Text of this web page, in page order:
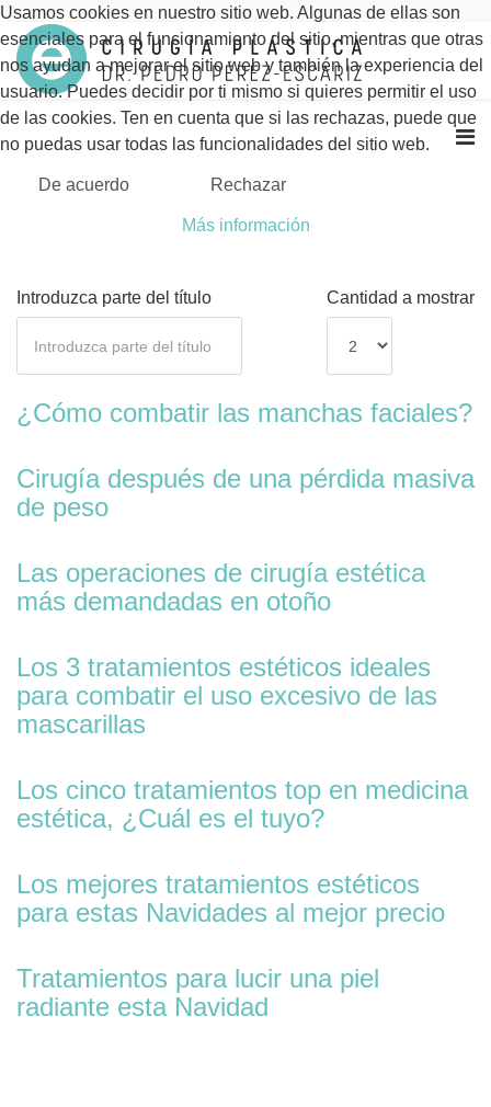
Introduzca parte del título Cantidad a mostrar
¿Cómo combatir las manchas faciales?
Cirugía después de una pérdida masiva
de peso
Las operaciones de cirugía estética
más demandadas en otoño
Los 3 tratamientos estéticos ideales
para combatir el uso excesivo de las
mascarillas
Los cinco tratamientos top en medicina
estética, ¿Cuál es el tuyo?
Los mejores tratamientos estéticos
para estas Navidades al mejor precio
Tratamientos para lucir una piel
radiante esta Navidad
Usamos cookies en nuestro sitio web. Algunas de ellas son
esenciales para el funcionamiento del sitio, mientras que otras
nos ayudan a mejorar el sitio web y también la experiencia del
usuario. Puedes decidir por ti mismo si quieres permitir el uso
de las cookies. Ten en cuenta que si las rechazas, puede que
no puedas usar todas las funcionalidades del sitio web.
De acuerdo Rechazar
Más información